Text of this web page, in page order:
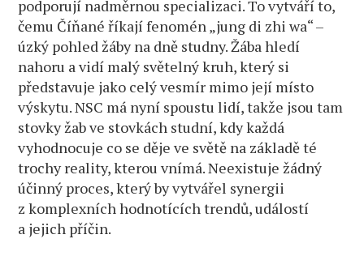
podporují nadměrnou specializaci. To vytváří to,
čemu Číňané říkají fenomén „jung di zhi wa“ –
úzký pohled žáby na dně studny. Žába hledí
nahoru a vidí malý světelný kruh, který si
představuje jako celý vesmír mimo její místo
výskytu. NSC má nyní spoustu lidí, takže jsou tam
stovky žab ve stovkách studní, kdy každá
vyhodnocuje co se děje ve světě na základě té
trochy reality, kterou vnímá. Neexistuje žádný
účinný proces, který by vytvářel synergii
z komplexních hodnotících trendů, událostí
a jejich příčin.